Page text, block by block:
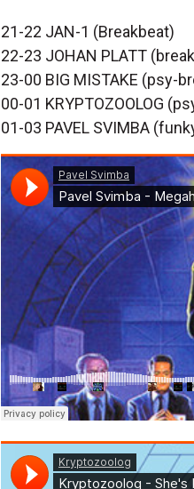
21-22 JAN-1 (Breakbeat)
22-23 JOHAN PLATT
23-00 BIG MISTAKE (psy-
00-01 KRYPTOZOOLOG
01-03 PAVEL SVIMBA